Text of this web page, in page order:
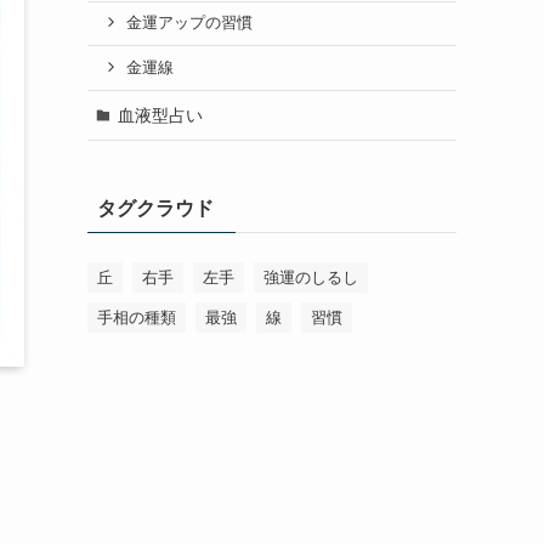
金運アップの習慣
金運線
血液型占い
タグクラウド
丘 右手 左手 強運のしるし
手相の種類 最強 線 習慣